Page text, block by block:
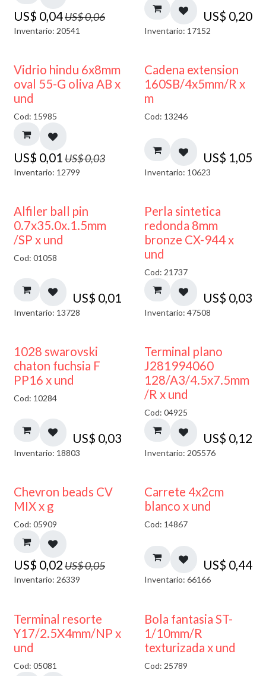
US$ 0,04US$0,06
Inventario: 20541
US$ 0,20
Inventario: 17152
50% DESCUENTO
Vidrio hindu 6x8mm
oval 55-G oliva AB x
und
Cod: 15985
US$ 0,01 US$0,03
Inventario: 12799
Cadena extension
160SB/4x5mm/R x
m
Cod: 13246
US$ 1,05
Inventario: 10623
Alfiler ball pin
0.7x35.0x.1.5mm
/SP x und
Cod: 01058
US$ 0,01
Inventario: 13728
Perla sintetica
redonda 8mm
bronze CX-944 x
und
Cod: 21737
US$ 0,03
Inventario: 47508
1028 swarovski
chaton fuchsia F
PP16 x und
Cod: 10284
US$ 0,03
Inventario: 18803
Terminal plano
J281994060
128/A3/4.5x7.5mm
/R x und
Cod: 04925
US$ 0,12
Inventario: 205576
50% DESCUENTO
Chevron beads CV
MIX x g
Cod: 05909
US$ 0,02US$0,05
Inventario: 26339
Carrete 4x2cm
blanco x und
Cod: 14867
US$ 0,44
Inventario: 66166
50% DESCUENTO
Terminal resorte
Y17/2.5X4mm/NP x
und
Cod: 05081
Bola fantasia ST-
1/10mm/R
texturizada x und
Cod: 25789